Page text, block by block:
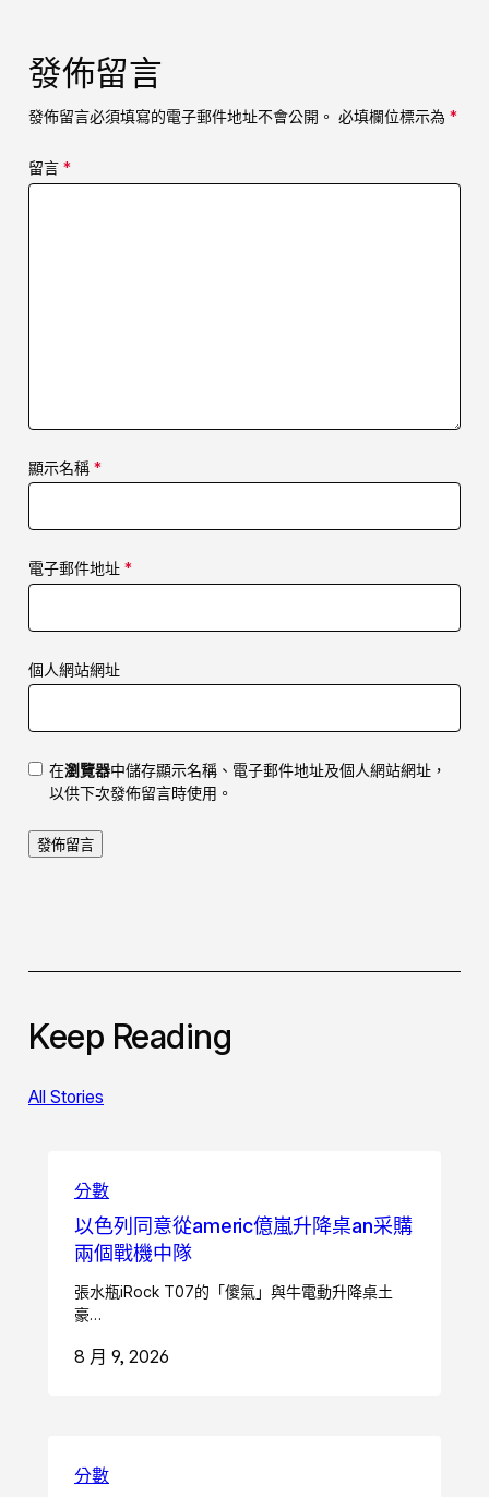
發佈留言
發佈留言必須填寫的電子郵件地址不會公開。 必填欄位標示為 *
留言 *
顯示名稱 *
電子郵件地址 *
個人網站網址
在瀏覽器中儲存顯示名稱、電子郵件地址及個人網站網址，
以供下次發佈留言時使用。
Keep Reading
All Stories
分數
以色列同意從americ億嵐升降桌an采購
兩個戰機中隊
張水瓶iRock T07的「傻氣」與牛電動升降桌土
豪…
8 月 9, 2026
分數